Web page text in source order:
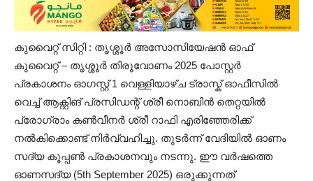
കുവൈറ്റ്‌ സിറ്റി : തൃശ്ശൂർ അസോസിയേഷൻ ഓഫ്
കുവൈറ്റ് – തൃശ്ശൂർ തിരുവോണം 2025 പോസ്റ്റർ
പ്രകാശനം ഓഗസ്റ്റ് 1 വെള്ളിയാഴ്ച ട്രാസ്ക്‌ ഓഫീസിൽ
വെച്ച് ആക്റ്റിങ് പ്രസിഡന്റ് ശ്രീ നൊബിൻ തെറ്റയിൽ
പ്രോഗ്രാം കൺവീനർ ശ്രീ റാഫി എരിഞ്ഞേരിക്ക്‌
നൽകിക്കൊണ്ട് നിർവ്വഹിച്ചു. തുടർന്ന് വേദിയിൽ ഓണം
സദ്യ കൂപ്പൺ പ്രകാശനവും നടന്നു. ഈ വർഷത്തെ
ഓണസദ്യ (5th September 2025) ഒരുക്കുന്നത്